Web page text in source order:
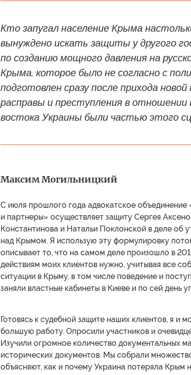
Кто запугал население Крыма
вынуждено искать защиты у другого
по созданию мощного давления на
Крыма, которое было не согласно с
подготовлен сразу после прихода новой
расправы и преступления в
востока Украины были частью этого
Максим Могильницкий
С июля прошлого года адвокатское объединение
и партнеры» осуществляет защиту Сергея
Константинова и Натальи Поклонской в деле об
над Крымом. Я использую эту формулировку
описывает то, что на самом деле произошло в
действиям моих клиентов нужно, учитывая все
ситуации в Крыму, в том числе поведение и
заняли властные кабинеты в Киеве и по сей день
Готовясь к судебной защите наших клиентов, я и
большую работу. Опросили участников и
Изучили огромное количество документальных
исторических документов. Мы собрали
объясняют, как и почему Украина потеряла Крым